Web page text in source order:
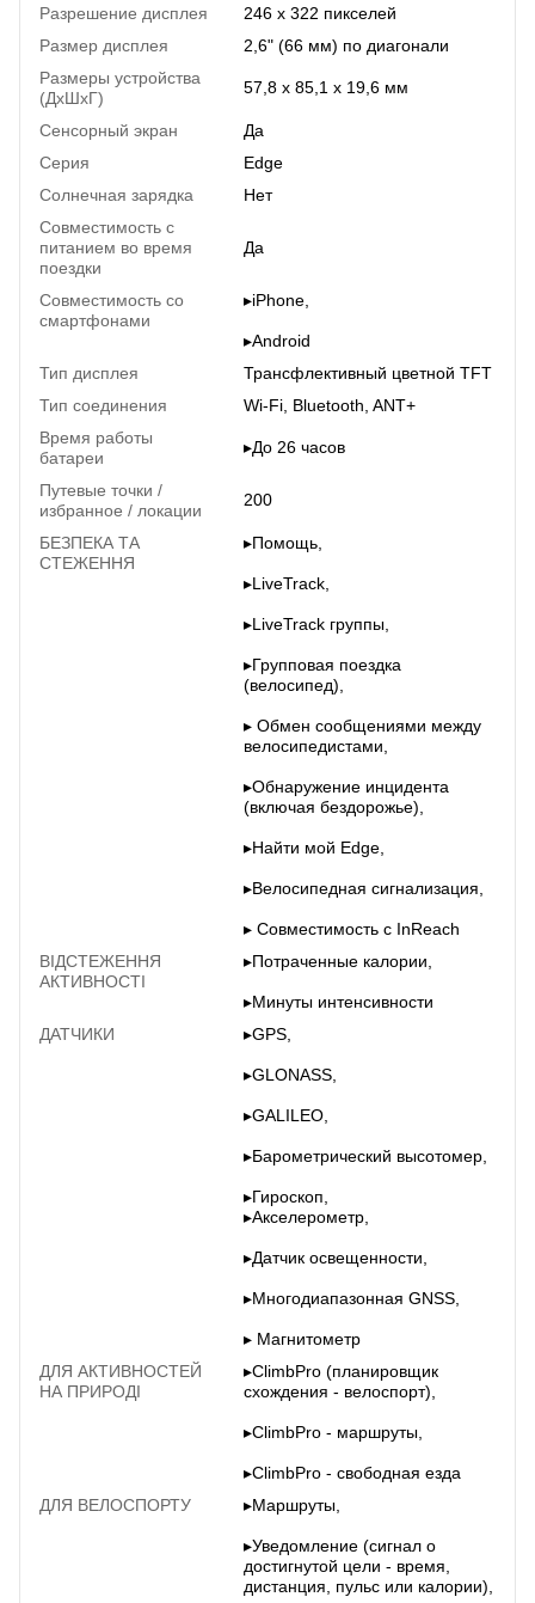
Разрешение дисплея
246 x 322 пикселей
Размер дисплея
2,6" (66 мм) по диагонали
Размеры устройства
(ДхШхГ)
57,8 x 85,1 x 19,6 мм
Сенсорный экран
Да
Серия
Edge
Солнечная зарядка
Нет
Совместимость с
питанием во время
поездки
Да
Совместимость со
смартфонами
▸iPhone,
▸Android
Тип дисплея
Трансфлективный цветной TFT
Тип соединения
Wi-Fi, Bluetooth, ANT+
Время работы
батареи
▸До 26 часов
Путевые точки /
избранное / локации
200
БЕЗПЕКА ТА
СТЕЖЕННЯ
▸Помощь,
▸LiveTrack,
▸LiveTrack группы,
▸Групповая поездка
(велосипед),
▸ Обмен сообщениями между
велосипедистами,
▸Обнаружение инцидента
(включая бездорожье),
▸Найти мой Edge,
▸Велосипедная сигнализация,
▸ Совместимость с InReach
ВІДСТЕЖЕННЯ
АКТИВНОСТІ
▸Потраченные калории,
▸Минуты интенсивности
ДАТЧИКИ
▸GPS,
▸GLONASS,
▸GALILEO,
▸Барометрический высотомер,
▸Гироскоп,
▸Акселерометр,
▸Датчик освещенности,
▸Многодиапазонная GNSS,
▸ Магнитометр
ДЛЯ АКТИВНОСТЕЙ
НА ПРИРОДІ
▸ClimbPro (планировщик
схождения - велоспорт),
▸ClimbPro - маршруты,
▸ClimbPro - свободная езда
ДЛЯ ВЕЛОСПОРТУ
▸Маршруты,
▸Уведомление (сигнал о
достигнутой цели - время,
дистанция, пульс или калории),